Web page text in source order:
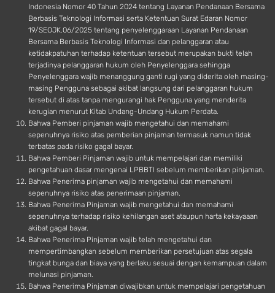
Indonesia Nomor 40 Tahun 2024 tentang Layanan Pendanaan Bersama
Berbasis Teknologi Informasi serta Ketentuan Surat Edaran Nomor
19/SEOJK.06/2025 tentang penyelenggaraan Layanan Pendanaan
Bersama Berbasis Teknologi Informasi dan pelanggaran atau
ketidakpatuhan terhadap ketentuan tersebut merupakan bukti telah
terjadinya pelanggaran hukum oleh Penyelenggara sehingga
Penyelenggara wajib menanggung ganti rugi yang diderita oleh masing-
masing Pengguna sebagai akibat langsung dari pelanggaran hukum
tersebut di atas tanpa mengurangi hak Pengguna yang menderita
kerugian menurut Kitab Undang-Undang Hukum Perdata.
Bahwa Pemberi pinjaman wajib mengetahui dan memahami
sepenuhnya risiko atas pemberian pinjaman termasuk namun tidak
terbatas pada risiko gagal bayar.
Bahwa Pemberi Pinjaman wajib untuk mempelajari dan memiliki
pengetahuan dasar mengenai LPBBTI sebelum memberikan pinjaman.
Bahwa Penerima pinjaman wajib mengetahui dan memahami
sepenuhnya risiko atas penerimaan pinjaman.
Bahwa Penerima Pinjaman wajib mengetahui dan memahami
sepenuhnya terhadap risiko kehilangan aset ataupun harta kekayaaan
akibat gagal bayar.
Bahwa Penerima Pinjaman wajib telah mengetahui dan
mempertimbangkan sebelum memberikan persetujuan atas segala
tingkat bunga dan biaya yang berlaku sesuai dengan kemampuan dalam
melunasi pinjaman.
Bahwa Penerima Pinjaman diwajibkan untuk mempelajari pengetahuan